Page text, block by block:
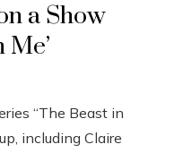
a Show
Me’
“The Beast in
including Claire